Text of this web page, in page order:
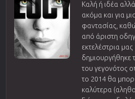
Καλή ή ιδέα
ακόμα και για
φαντασίας,
από άριστη
εκτελέστρια
δημιουργήθηκε
του γεγονότος
το 2014 θα
καλύτερα